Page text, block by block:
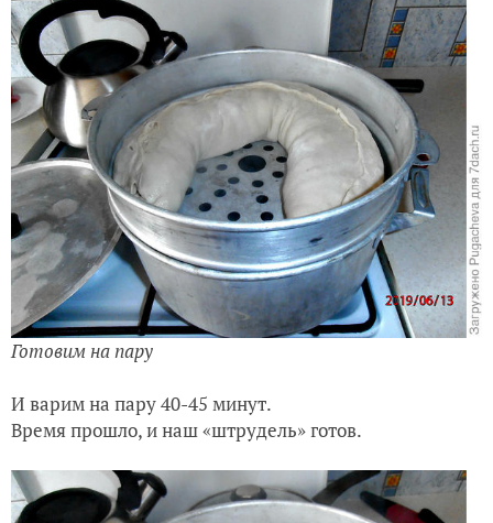
Готовим на пару
И варим на пару 40-45 минут.
Время прошло, и наш «штрудель» готов.